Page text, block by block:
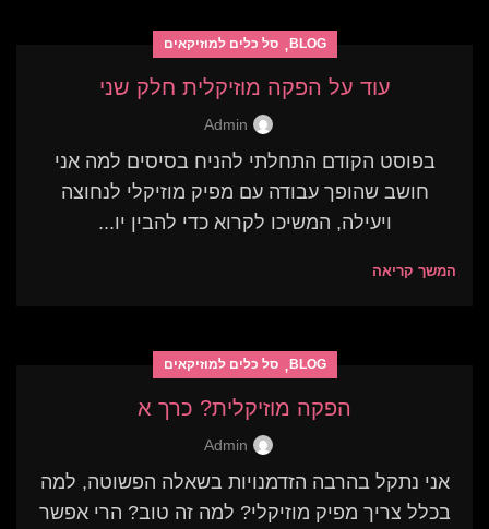
BLOG
,סל כלים למוזיקאים
עוד על הפקה מוזיקלית חלק שני
Admin
בפוסט הקודם התחלתי להניח בסיסים למה אני
חושב שהופך עבודה עם מפיק מוזיקלי לנחוצה
ויעילה, המשיכו לקרוא כדי להבין יו...
המשך קריאה
BLOG
,סל כלים למוזיקאים
הפקה מוזיקלית? כרך א
Admin
אני נתקל בהרבה הזדמנויות בשאלה הפשוטה, למה
בכלל צריך מפיק מוזיקלי? למה זה טוב? הרי אפשר